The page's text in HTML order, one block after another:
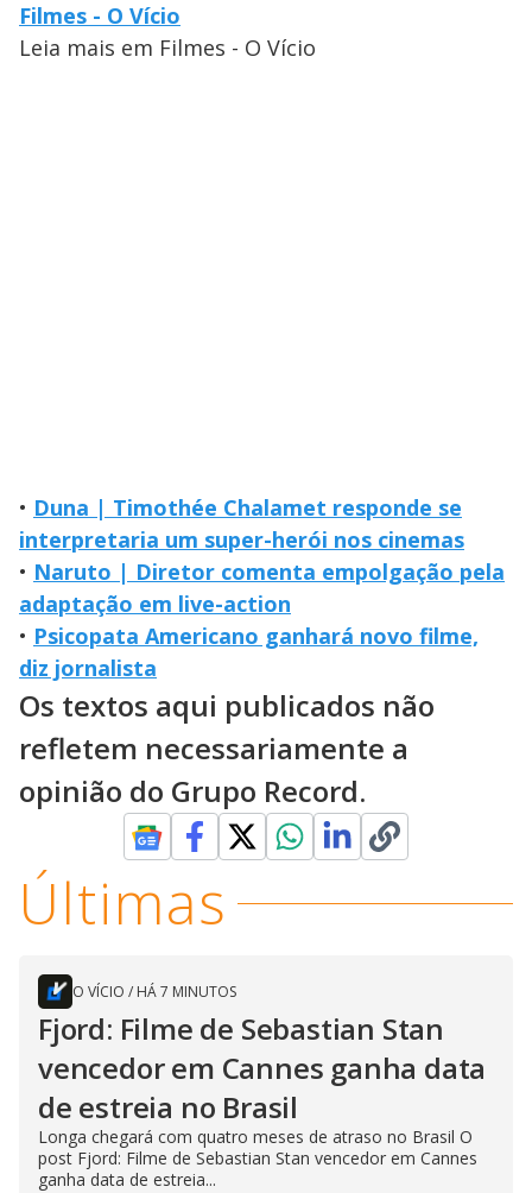
Filmes - O Vício
Leia mais em Filmes - O Vício
• Duna | Timothée Chalamet responde se
interpretaria um super-herói nos cinemas
• Naruto | Diretor comenta empolgação pela
adaptação em live-action
• Psicopata Americano ganhará novo filme,
diz jornalista
Os textos aqui publicados não
refletem necessariamente a
opinião do Grupo Record.
Últimas
O VÍCIO / HÁ 7 MINUTOS
Fjord: Filme de Sebastian Stan
vencedor em Cannes ganha data
de estreia no Brasil
Longa chegará com quatro meses de atraso no Brasil O
post Fjord: Filme de Sebastian Stan vencedor em Cannes
ganha data de estreia...